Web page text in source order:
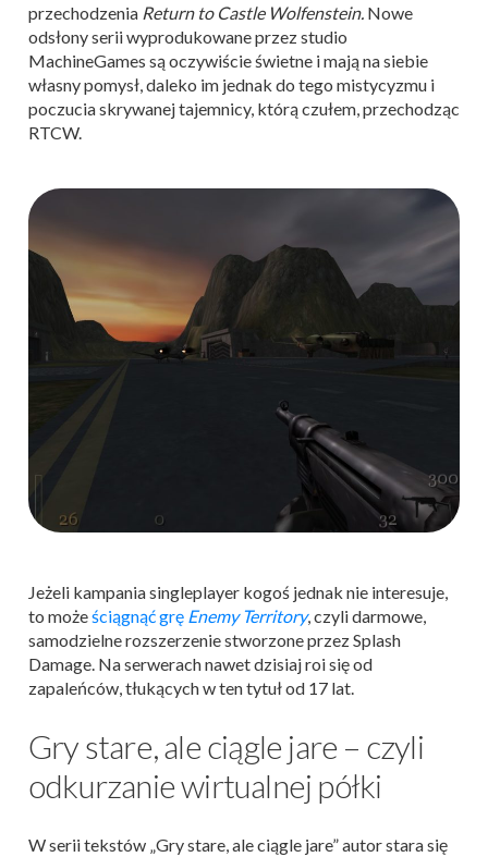
przechodzenia Return to Castle Wolfenstein. Nowe
odsłony serii wyprodukowane przez studio
MachineGames są oczywiście świetne i mają na siebie
własny pomysł, daleko im jednak do tego mistycyzmu i
poczucia skrywanej tajemnicy, którą czułem, przechodząc
RTCW.
Jeżeli kampania singleplayer kogoś jednak nie interesuje,
to możeściągnąć grę Enemy Territory, czyli darmowe,
samodzielne rozszerzenie stworzone przez Splash
Damage. Na serwerach nawet dzisiaj roi się od
zapaleńców, tłukących w ten tytuł od 17 lat.
Gry stare, ale ciągle jare – czyli
odkurzanie wirtualnej półki
W serii tekstów „Gry stare, ale ciągle jare” autor stara się